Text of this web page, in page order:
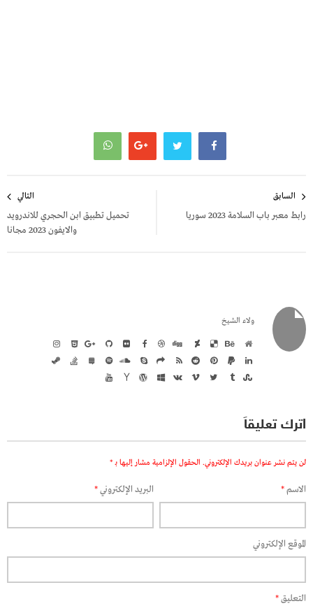
المقالات
السابق
رابط معبر باب السلامة 2023 سوريا
التالي
تحميل تطبيق ابن الحجري للاندرويد
والايفون 2023 مجانا
ولاء الشيخ
اترك تعليقاً
لن يتم نشر عنوان بريدك الإلكتروني. الحقول الإلزامية مشار إليها بـ *
الاسم* البريد الإلكتروني*
الموقع الإلكتروني
التعليق*